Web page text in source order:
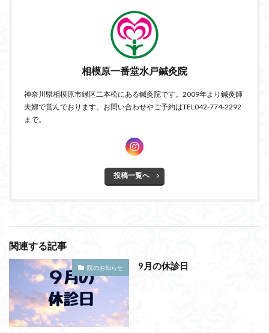
相模原一番堂水戸鍼灸院
神奈川県相模原市緑区二本松にある鍼灸院です。2009年より鍼灸師
夫婦で営んでおります。お問い合わせやご予約はTEL042-774-2292
まで。
投稿一覧へ
関連する記事
院のお知らせ 9月の休診日